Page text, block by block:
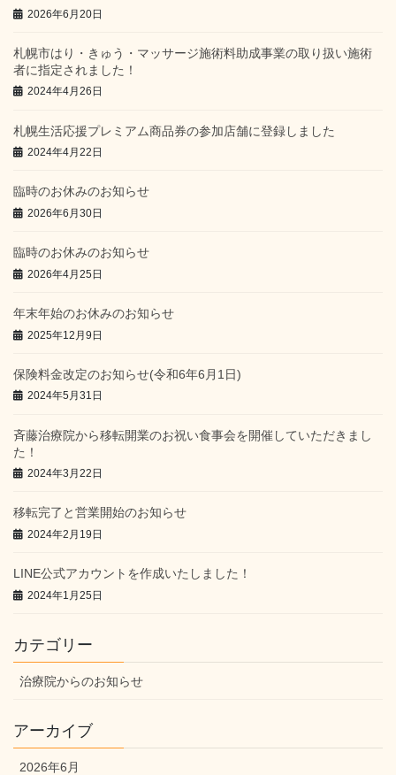
2026年6月20日
札幌市はり・きゅう・マッサージ施術料助成事業の取り扱い施術
者に指定されました！
2024年4月26日
札幌生活応援プレミアム商品券の参加店舗に登録しました
2024年4月22日
臨時のお休みのお知らせ
2026年6月30日
臨時のお休みのお知らせ
2026年4月25日
年末年始のお休みのお知らせ
2025年12月9日
保険料金改定のお知らせ(令和6年6月1日)
2024年5月31日
斉藤治療院から移転開業のお祝い食事会を開催していただきまし
た！
2024年3月22日
移転完了と営業開始のお知らせ
2024年2月19日
LINE公式アカウントを作成いたしました！
2024年1月25日
カテゴリー
治療院からのお知らせ
アーカイブ
2026年6月